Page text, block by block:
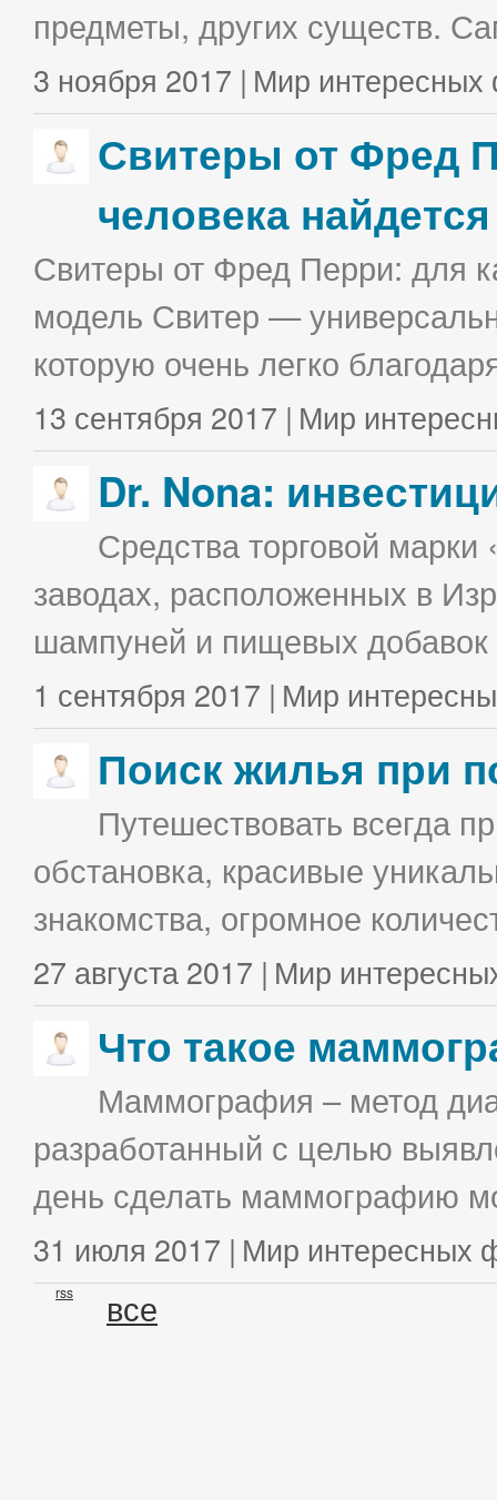
предметы, других существ.
3 ноября 2017 | Мир интересных
Свитеры от Фред
человека
Свитеры от Фред Перри: для
модель Свитер —
которую очень легко
13 сентября 2017 | Мир
Dr. Nona:
Средства торговой
заводах, расположенных в
шампуней и пищевых
1 сентября 2017 | Мир
Поиск жилья при
Путешествовать всегда
обстановка, красивые
знакомства, огромное
27 августа 2017 | Мир
Что такое
Маммография – метод
разработанный с целью
день сделать маммографию
31 июля 2017 | Мир интересных
rss все